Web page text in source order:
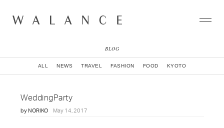
COLLECTION
CITY
NEIGHBORHOOD
NEWS
BLOG
ALL NEWS TRAVEL FASHION FOOD KYOTO
WeddingParty
byNORIKO May 14, 2017